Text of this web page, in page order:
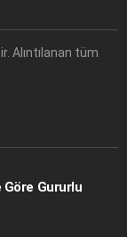
Alıntılanan tüm
Gururlu